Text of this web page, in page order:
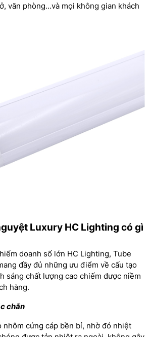
văn phòng…và mọi không gian khách
Luxury HC Lighting có gì
doanh số lớn HC Lighting, Tube
đầy đủ những ưu điểm về cấu tạo
sáng chất lượng cao chiếm được niềm
hàng.
chắn
nhôm cứng cáp bền bỉ, nhờ đó nhiệt